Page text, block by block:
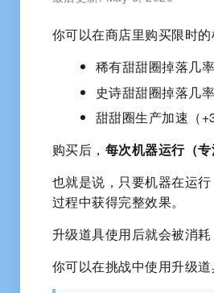
你可以在商店里购买限时的
稀有甜甜圈掉落几
史诗甜甜圈掉落几
甜甜圈生产加速（
购买后， 每次机器运行（
也就是说，只要机器在运
过程中获得完整效果。
升级道具使用后就会被消
你可以在挑战中使用升级